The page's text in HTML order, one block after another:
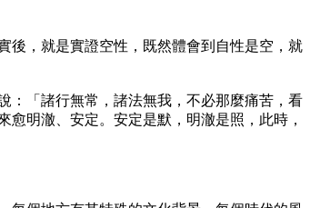
，就是實證空性，既然體會到自性是空，就
「諸行無常，諸法無我，不必那麼痛苦，看
明澈、安定。安定是默，明澈是照，此時，